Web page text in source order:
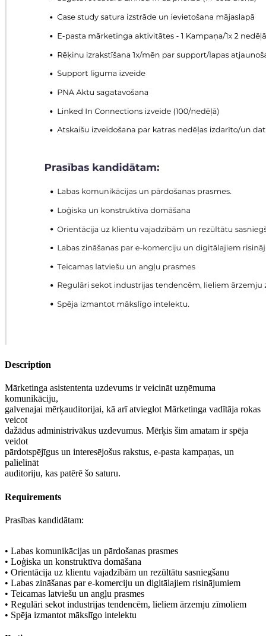
Description
Mārketinga asistententa uzdevums ir veicināt uzņēmuma
komunikāciju,
galvenajai mērķauditorijai, kā arī atvieglot Mārketinga vadītāja rokas
veicot
dažādus administrivākus uzdevumus. Mērķis šim amatam ir spēja
veidot
pārdotspējīgus un interesējošus rakstus, e-pasta kampaņas, un
palielināt
auditoriju, kas patērē šo saturu.
Requirements
Prasības kandidātam:
• Labas komunikācijas un pārdošanas prasmes
• Loģiska un konstruktīva domāšana
• Orientācija uz klientu vajadzībām un rezūltātu sasniegšanu
• Labas zināšanas par e-komerciju un digitālajiem risinājumiem
• Teicamas latviešu un angļu prasmes
• Regulāri sekot industrijas tendencēm, lieliem ārzemju zīmoliem
• Spēja izmantot mākslīgo intelektu